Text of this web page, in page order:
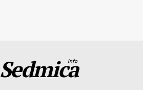
Sedmica
info